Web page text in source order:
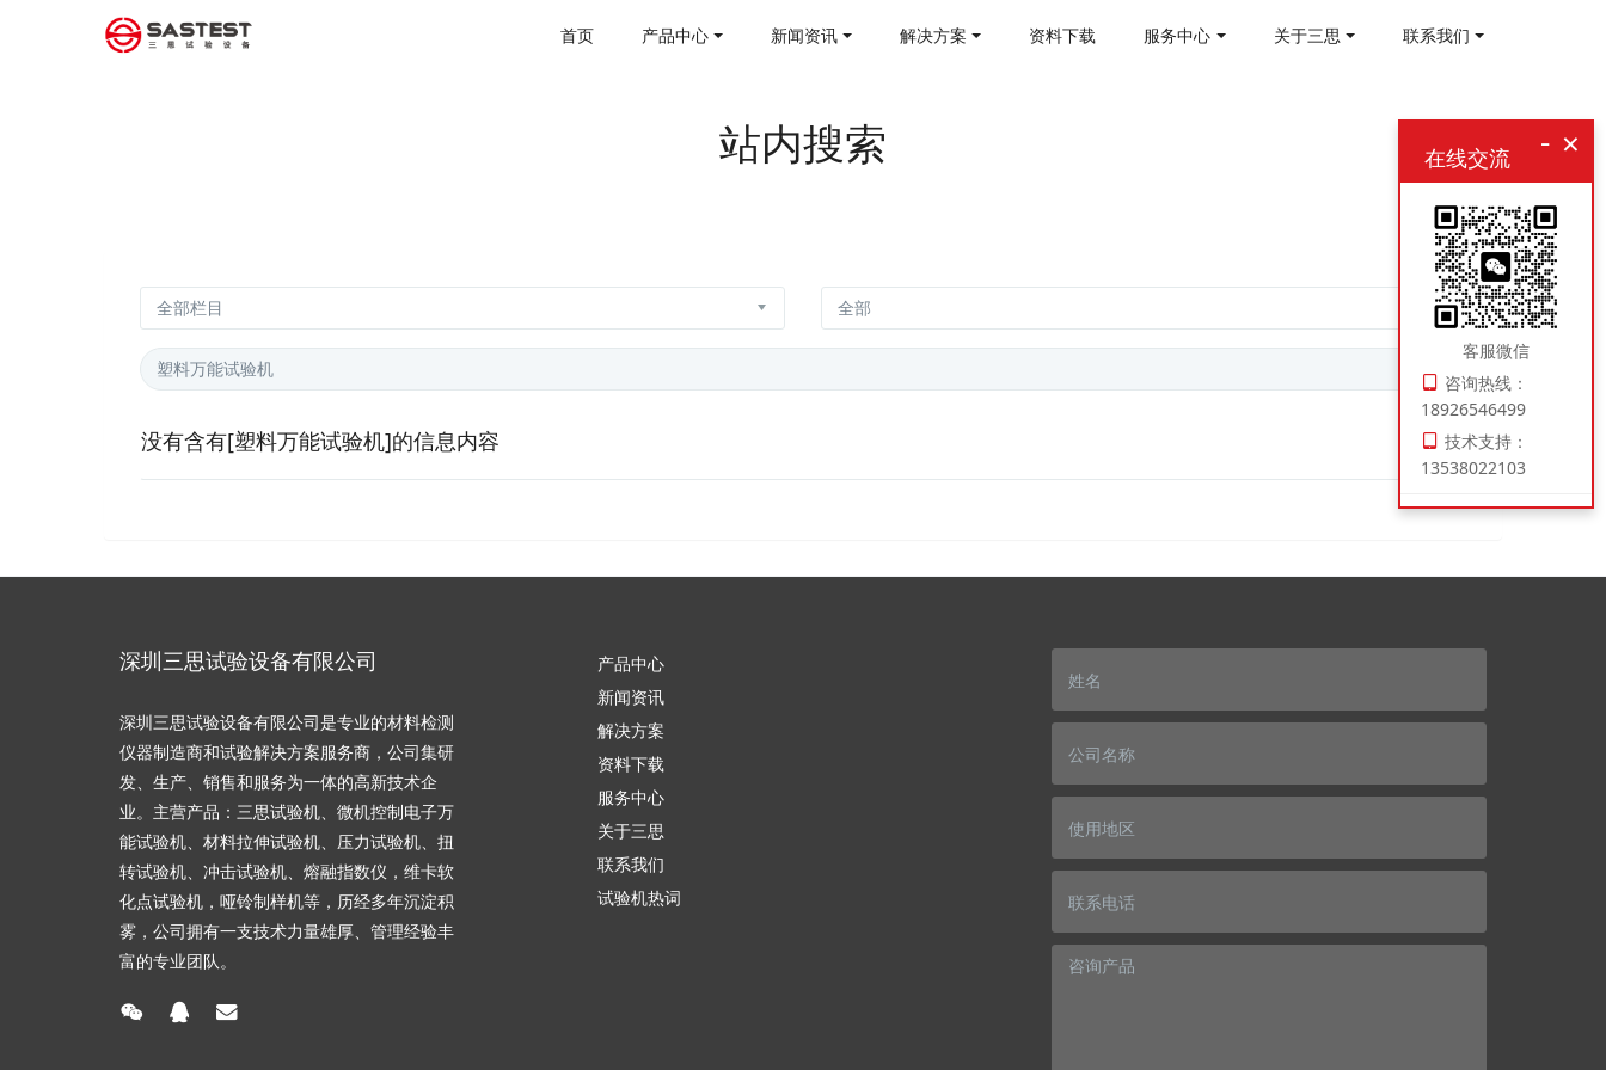
首页 产品中心 新闻资讯 解决方案 资料下载 服务中心 关于三思 联系我们
站内搜索
没有含有[塑料万能试验机]的信息内容
深圳三思试验设备有限公司
深圳三思试验设备有限公司是专业的材料检测
仪器制造商和试验解决方案服务商，公司集研
发、生产、销售和服务为一体的高新技术企
业。主营产品：三思试验机、微机控制电子万
能试验机、材料拉伸试验机、压力试验机、扭
转试验机、冲击试验机、熔融指数仪，维卡软
化点试验机，哑铃制样机等，历经多年沉淀积
雾，公司拥有一支技术力量雄厚、管理经验丰
富的专业团队。
产品中心
新闻资讯
解决方案
资料下载
服务中心
关于三思
联系我们
试验机热词
×
-
在线交流
客服微信
咨询热线：
18926546499
技术支持：
13538022103